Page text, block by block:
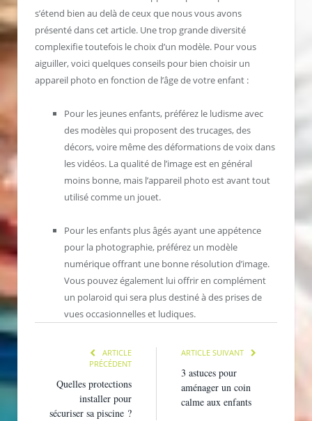
s’étend bien au delà de ceux que nous vous avons
présenté dans cet article. Une trop grande diversité
complexifie toutefois le choix d’un modèle. Pour vous
aiguiller, voici quelques conseils pour bien choisir un
appareil photo en fonction de l’âge de votre enfant :
Pour les jeunes enfants, préférez le ludisme avec
des modèles qui proposent des trucages, des
décors, voire même des déformations de voix dans
les vidéos. La qualité de l’image est en général
moins bonne, mais l’appareil photo est avant tout
utilisé comme un jouet.
Pour les enfants plus âgés ayant une appétence
pour la photographie, préférez un modèle
numérique offrant une bonne résolution d’image.
Vous pouvez également lui offrir en complément
un polaroid qui sera plus destiné à des prises de
vues occasionnelles et ludiques.
ARTICLE
PRÉCÉDENT
Quelles protections
installer pour
sécuriser sa piscine ?
ARTICLE SUIVANT
3 astuces pour
aménager un coin
calme aux enfants